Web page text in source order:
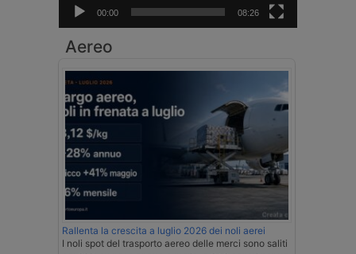
00:00 08:26
Aereo
Rallenta la crescita a luglio 2026 dei noli aerei
I noli spot del trasporto aereo delle merci sono saliti